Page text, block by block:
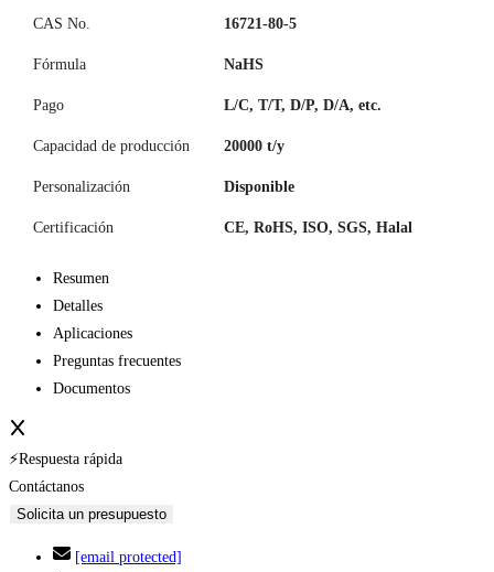
CAS No. 16721-80-5
Fórmula NaHS
Pago L/C, T/T, D/P, D/A, etc.
Capacidad de producción 20000 t/y
Personalización Disponible
Certificación CE, RoHS, ISO, SGS, Halal
Resumen
Detalles
Aplicaciones
Preguntas frecuentes
Documentos
⚡Respuesta rápida
Contáctanos
Solicita un presupuesto
[email protected]